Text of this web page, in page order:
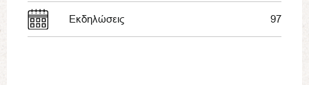
Εκδηλώσεις 97